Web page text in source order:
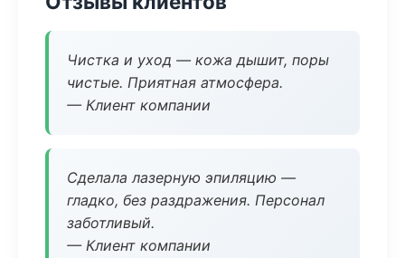
Чистка и уход — кожа дышит, поры
чистые. Приятная атмосфера.
— Клиент компании
Сделала лазерную эпиляцию —
гладко, без раздражения. Персонал
заботливый.
— Клиент компании